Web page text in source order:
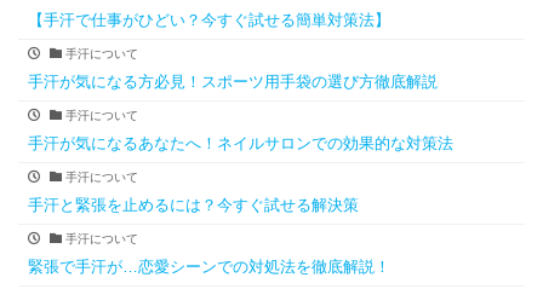
【手汗で仕事がひどい？今すぐ試せる簡単対策法】
手汗について
手汗が気になる方必見！スポーツ用手袋の選び方徹底解説
手汗について
手汗が気になるあなたへ！ネイルサロンでの効果的な対策法
手汗について
手汗と緊張を止めるには？今すぐ試せる解決策
手汗について
緊張で手汗が…恋愛シーンでの対処法を徹底解説！